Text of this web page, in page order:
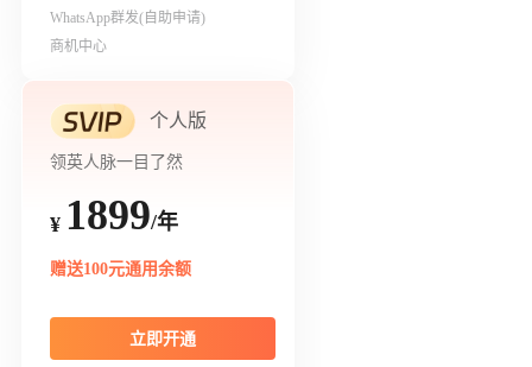
WhatsApp群发(自助申请)
商机中心
个人版
领英人脉一目了然
¥ 1899/年
赠送100元通用余额
立即开通